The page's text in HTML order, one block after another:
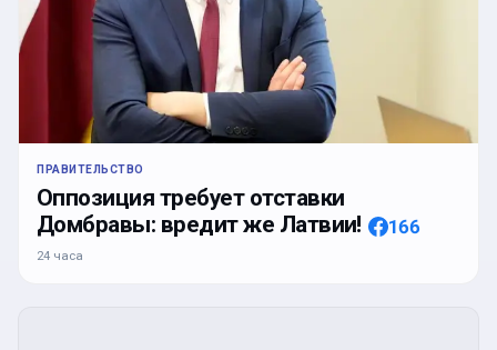
ПРАВИТЕЛЬСТВО
Оппозиция требует отставки
Домбравы: вредит же Латвии!
166
24 часа